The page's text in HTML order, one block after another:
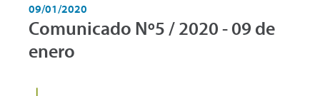
09/01/2020
Comunicado Nº5 / 2020 - 09 de
enero